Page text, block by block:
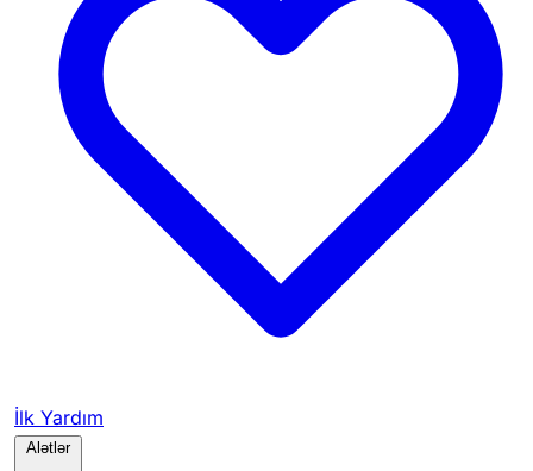
İlk Yardım
Alətlər